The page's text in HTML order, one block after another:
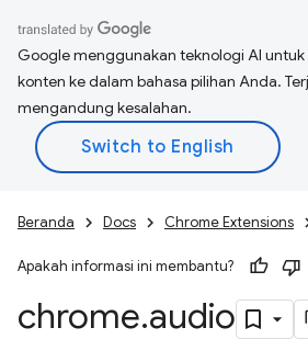
Google menggunakan teknologi AI
konten ke dalam bahasa pilihan Anda.
mengandung kesalahan.
Beranda Docs Chrome Extensions
Apakah informasi ini membantu?
chrome.audio